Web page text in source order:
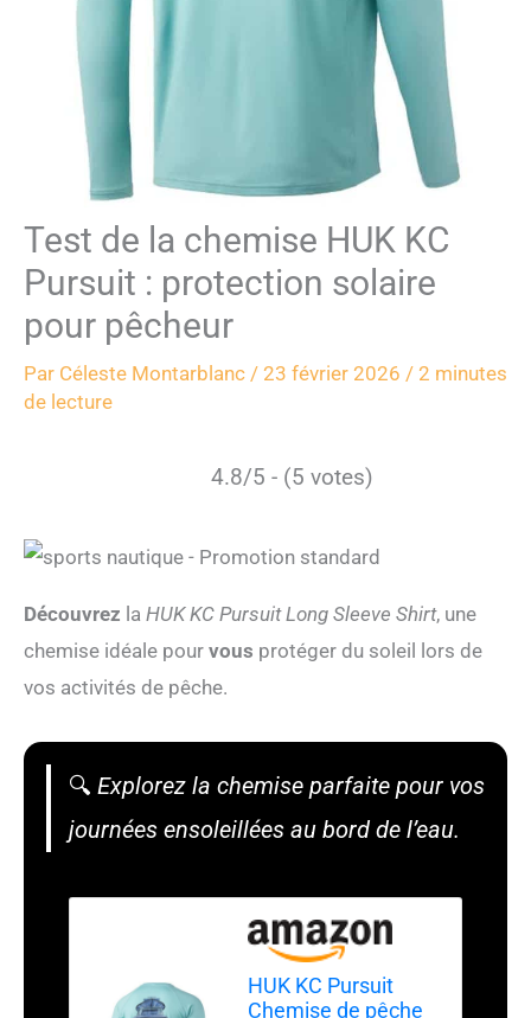
Test de la chemise HUK KC
Pursuit : protection solaire
pour pêcheur
Par Céleste Montarblanc / 23 février 2026 / 2 minutes
de lecture
4.8/5 - (5 votes)
Découvrez la HUK KC Pursuit Long Sleeve Shirt, une
chemise idéale pour vous protéger du soleil lors de
vos activités de pêche.
🔍 Explorez la chemise parfaite pour vos
journées ensoleillées au bord de l’eau.
HUK KC Pursuit
Chemise de pêche